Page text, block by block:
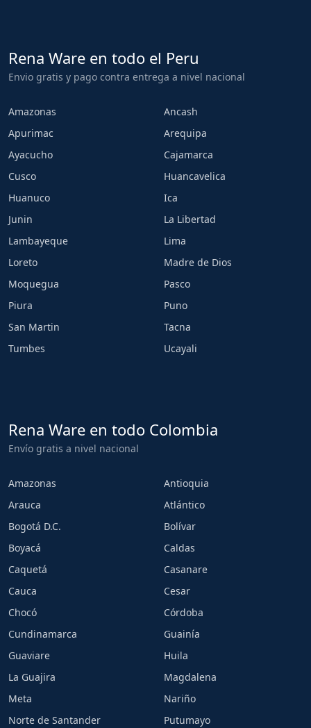
Rena Ware en todo el Peru
Envio gratis y pago contra entrega a nivel nacional
Amazonas
Ancash
Apurimac
Arequipa
Ayacucho
Cajamarca
Cusco
Huancavelica
Huanuco
Ica
Junin
La Libertad
Lambayeque
Lima
Loreto
Madre de Dios
Moquegua
Pasco
Piura
Puno
San Martin
Tacna
Tumbes
Ucayali
Rena Ware en todo Colombia
Envío gratis a nivel nacional
Amazonas
Antioquia
Arauca
Atlántico
Bogotá D.C.
Bolívar
Boyacá
Caldas
Caquetá
Casanare
Cauca
Cesar
Chocó
Córdoba
Cundinamarca
Guainía
Guaviare
Huila
La Guajira
Magdalena
Meta
Nariño
Norte de Santander
Putumayo